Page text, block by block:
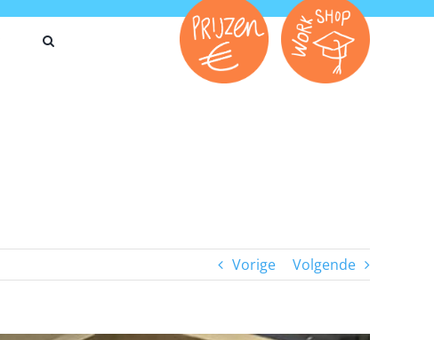
Vorige Volgende